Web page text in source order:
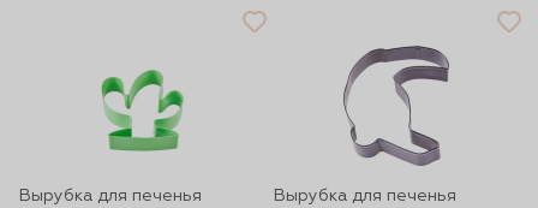
Вырубка для печенья
Вырубка для печенья